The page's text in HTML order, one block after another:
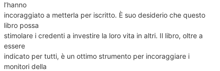
l’hanno
incoraggiato a metterla per iscritto. È suo desiderio che questo
libro possa
stimolare i credenti a investire la loro vita in altri. Il libro, oltre a
essere
indicato per tutti, è un ottimo strumento per incoraggiare i
monitori della